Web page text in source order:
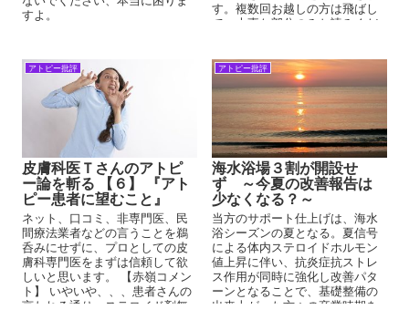
すよ。
す。複数回お越しの方は飛ばし
て、大事な部分のみお読みくだ
アトピー批評
皮膚科医Ｔさんのアトピ
ー論を斬る 【６】 『アト
ピー患者に望むこと』
ネット、口コミ、非専門医、民
間療法業者などの言うことを鵜
呑みにせずに、プロとしての皮
膚科専門医をまずは信頼して欲
しいと思います。 【赤嶺コメン
ト】 いやいや、、、患者さんの
言われる通り、ステロイド剤無
アトピー批評
海水浴場３割が開設せ
ず ～今夏の改善報告は
少なくなる？～
当方のサポート仕上げは、海水
浴シーズンの夏となる。夏信号
による体内ステロイドホルモン
値上昇に伴い、抗炎症抗ストレ
ス作用が同時に強化し改善パタ
ーンとなることで、基礎整備の
出来上がった方々の卒業時期を